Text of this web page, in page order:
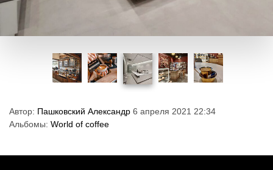
Автор: Пашковский Александр 6 апреля 2021 22:34
Альбомы: World of coffee